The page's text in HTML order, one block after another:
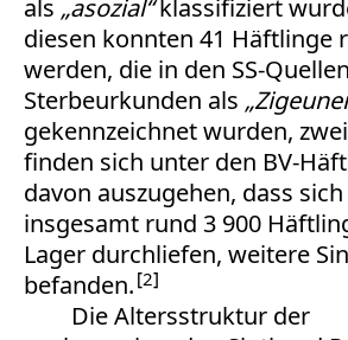
als „asozial“klassifiziert
diesen konnten 41 Häftlinge
werden, die in den SS-
Sterbeurkunden als
gekennzeichnet wurden,
finden sich unter den BV-
davon auszugehen, dass
insgesamt rund 3 900
Lager durchliefen, weitere
befanden. 2
Die Altersstruktur der